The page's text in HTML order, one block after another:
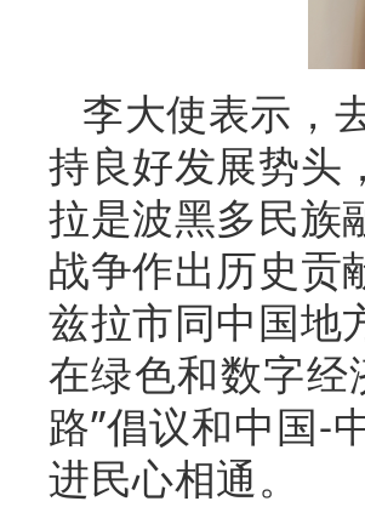
李大使表示，
持良好发展势头
拉是波黑多民族
战争作出历史贡
兹拉市同中国地
在绿色和数字
路”倡议和中国-
进民心相通。